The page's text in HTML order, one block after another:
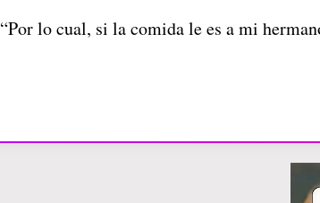
“Por lo cual, si la comida le es a mi